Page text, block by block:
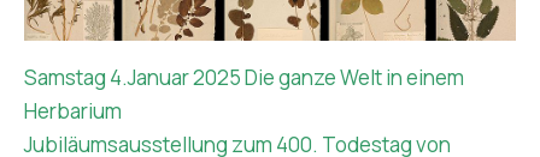
Samstag 4.Januar 2025 Die ganze Welt in einem
Herbarium
Jubiläumsausstellung zum 400. Todestag von